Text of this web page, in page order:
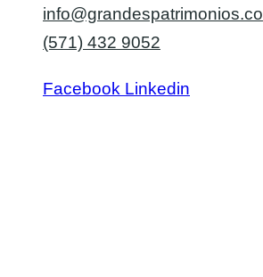
info@grandespatrimonios.co
(571) 432 9052
Facebook Linkedin